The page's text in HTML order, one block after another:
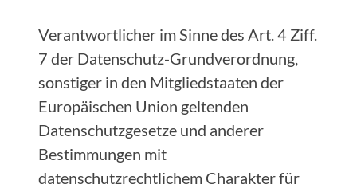
Verantwortlicher im Sinne des Art. 4 Ziff.
7 der Datenschutz-Grundverordnung,
sonstiger in den Mitgliedstaaten der
Europäischen Union geltenden
Datenschutzgesetze und anderer
Bestimmungen mit
datenschutzrechtlichem Charakter für